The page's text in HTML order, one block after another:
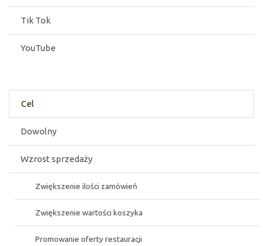
Tik Tok
YouTube
Cel
Dowolny
Wzrost sprzedaży
Zwiększenie ilości zamówień
Zwiększenie wartości koszyka
Promowanie oferty restauracji